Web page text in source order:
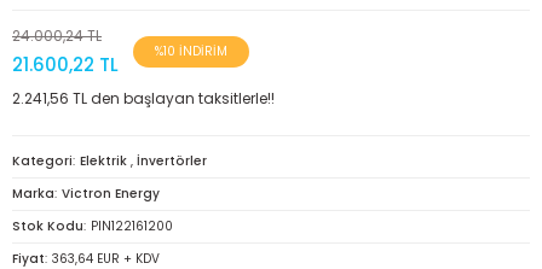
24.000,24 TL
21.600,22 TL
%10 İNDİRİM
2.241,56 TL den başlayan taksitlerle!!
Kategori Elektrik , İnvertörler
Marka Victron Energy
Stok Kodu PIN122161200
Fiyat 363,64 EUR + KDV